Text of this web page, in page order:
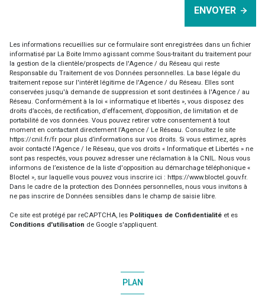
ENVOYER
Les informations recueillies sur ce formulaire sont enregistrées dans un fichier
informatisé par La Boite Immo agissant comme Sous-traitant du traitement pour
la gestion de la clientèle/prospects de l'Agence / du Réseau qui reste
Responsable du Traitement de vos Données personnelles. La base légale du
traitement repose sur l'intérêt légitime de l'Agence / du Réseau. Elles sont
conservées jusqu'à demande de suppression et sont destinées à l'Agence / au
Réseau. Conformément à la loi « informatique et libertés », vous disposez des
droits d’accès, de rectification, d’effacement, d’opposition, de limitation et de
portabilité de vos données. Vous pouvez retirer votre consentement à tout
moment en contactant directement l’Agence / Le Réseau. Consultez le site
https://cnil.fr/fr pour plus d’informations sur vos droits. Si vous estimez, après
avoir contacté l'Agence / le Réseau, que vos droits « Informatique et Libertés » ne
sont pas respectés, vous pouvez adresser une réclamation à la CNIL. Nous vous
informons de l’existence de la liste d'opposition au démarchage téléphonique «
Bloctel », sur laquelle vous pouvez vous inscrire ici : https://www.bloctel.gouv.fr.
Dans le cadre de la protection des Données personnelles, nous vous invitons à
ne pas inscrire de Données sensibles dans le champ de saisie libre.
Ce site est protégé par reCAPTCHA, les Politiques de Confidentialité et es
Conditions d'utilisation de Google s'appliquent.
PLAN